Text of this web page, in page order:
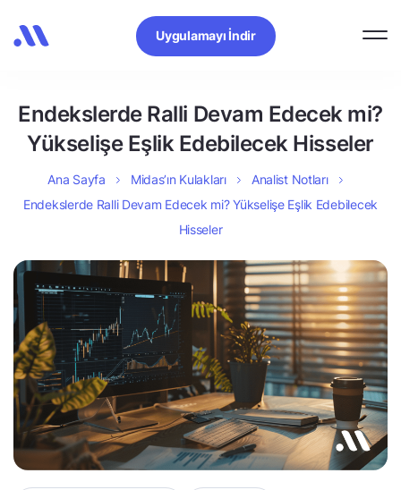
Uygulamayı İndir
Endekslerde Ralli Devam Edecek mi?
Yükselişe Eşlik Edebilecek Hisseler
Ana Sayfa Midas’ın Kulakları
Analist Notları
Endekslerde Ralli Devam Edecek mi? Yükselişe Eşlik Edebilecek
Hisseler